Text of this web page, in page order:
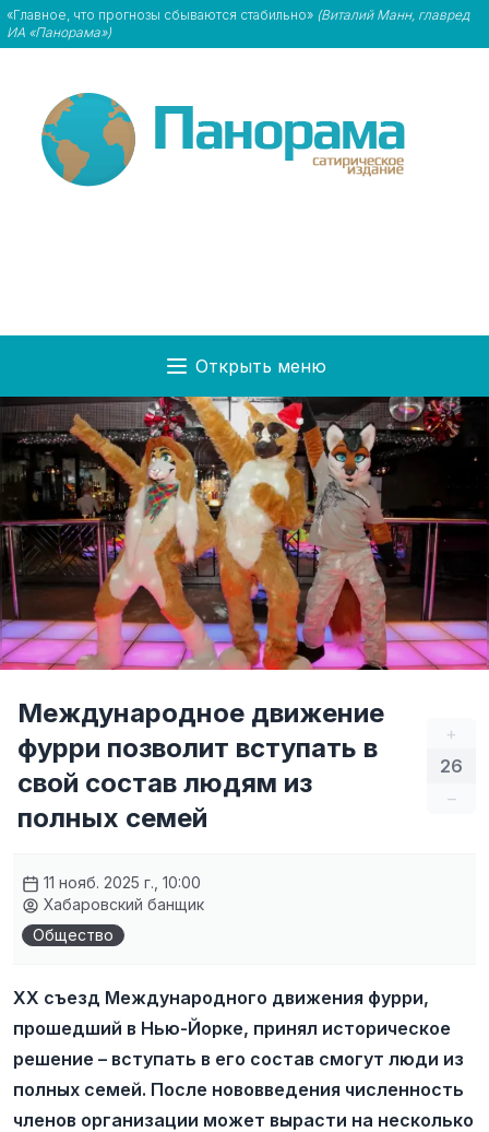
«Главное, что прогнозы сбываются стабильно» (Виталий Манн, главред
ИА «Панорама»)
Открыть меню
+
26
–
Международное движение
фурри позволит вступать в
свой состав людям из
полных семей
11 нояб. 2025 г., 10:00
Хабаровский банщик
Общество
XX съезд Международного движения фурри,
прошедший в Нью-Йорке, принял историческое
решение – вступать в его состав смогут люди из
полных семей. После нововведения численность
членов организации может вырасти на несколько